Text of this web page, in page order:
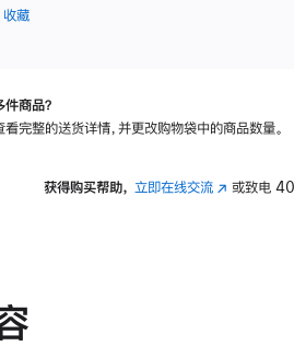
可
斜
收藏
商品？
看完整的送货详情，并更改购物袋中的商品数量。
获得购买帮助， 立即在线交流(在 或致电